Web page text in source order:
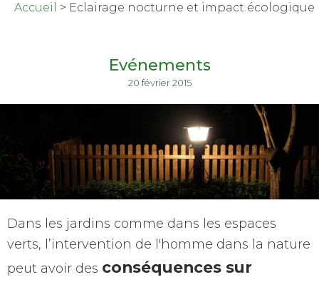
Accueil > Eclairage nocturne et impact écologique
Evénements
20 février 2015
Dans les jardins comme dans les espaces
verts, l’intervention de l'homme dans la nature
peut avoir des conséquences sur